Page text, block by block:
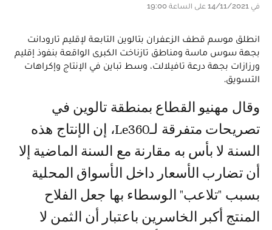
في 14/11/2021 على الساعة 19:00
انطلق موسم قطف الزعفران بتالوين التابعة لإقليم تارودانت
بجهة سوس ماسة ومناطق تازناخت الكبرى الواقعة بنفوذ إقليم
ورزازات بجهة درعة تافيلالت، وسط تباين في الإنتاج وإكراهات
التسويق.
وقال مهنيو القطاع بمنطقة تالوين في
تصريحات متفرقة لـLe360، إن الإنتاج هذه
السنة لا بأس به مقارنة مع السنة الماضية إلا
أن تضارب الأسعار داخل الأسواق المحلية
بسبب "تلاعب" الوسطاء بها جعل الفلاح
المنتج أكبر الخاسرين باعتبار أن الثمن لا